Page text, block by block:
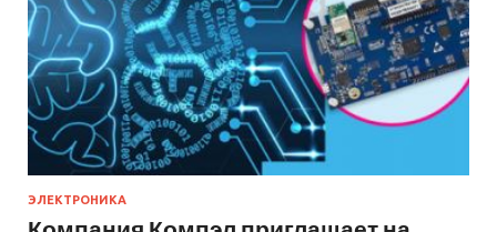
ЭЛЕКТРОНИКА